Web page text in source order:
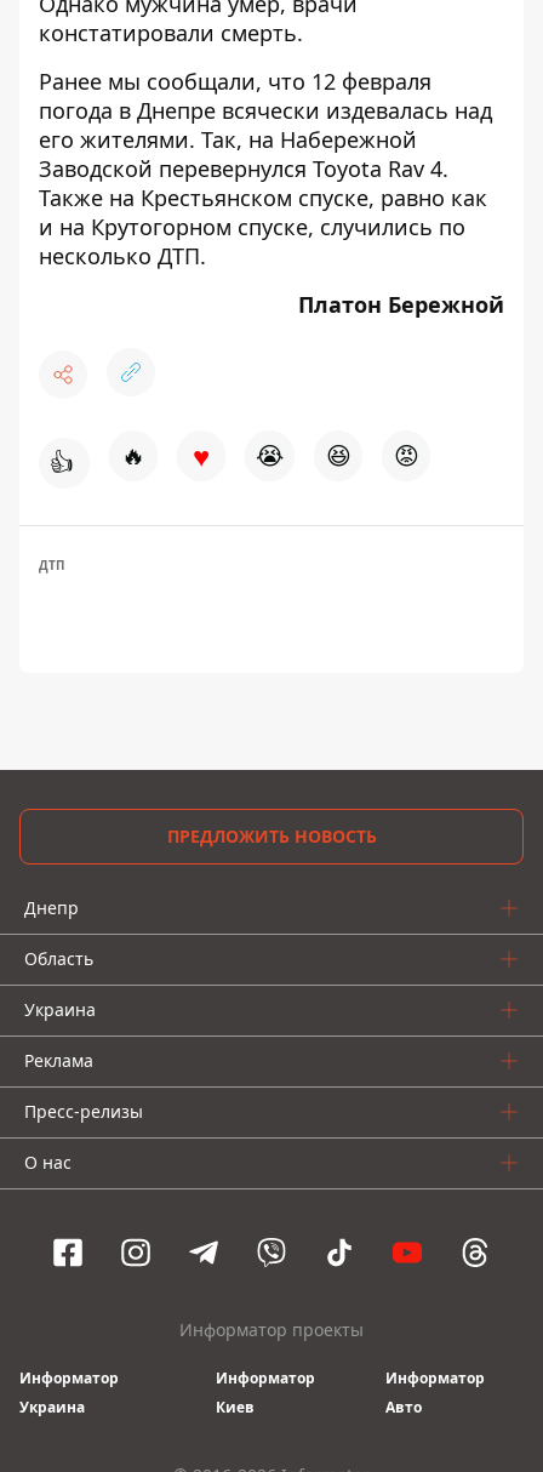
констатировали смерть.
Ранее мы сообщали, что 12 февраля
погода в Днепре всячески издевалась над
его жителями. Так, на Набережной
Заводской перевернулся Toyota Rav 4.
Также на Крестьянском спуске, равно как
и на Крутогорном спуске, случились по
несколько ДТП.
Платон Бережной
👍 🔥 ♥ 😭 😆 😡
ДТП
ПРЕДЛОЖИТЬ НОВОСТЬ
Днепр
Область
Украина
Реклама
Пресс-релизы
О нас
Информатор проекты
Информатор
Украина
Информатор
Киев
Информатор
Авто